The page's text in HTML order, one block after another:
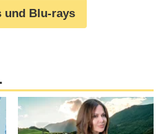
und Blu-rays